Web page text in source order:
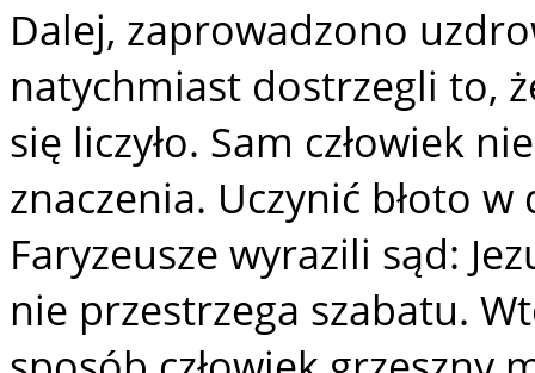
Dalej, zaprowadzono
natychmiast dostrzegli to,
się liczyło. Sam człowiek
znaczenia. Uczynić błoto
Faryzeusze wyrazili sąd:
nie przestrzega szabatu.